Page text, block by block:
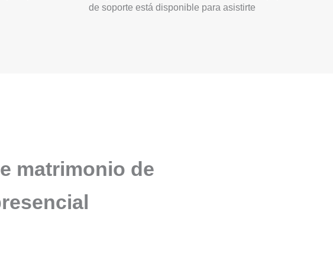
de soporte está disponible para asistirte
matrimonio de